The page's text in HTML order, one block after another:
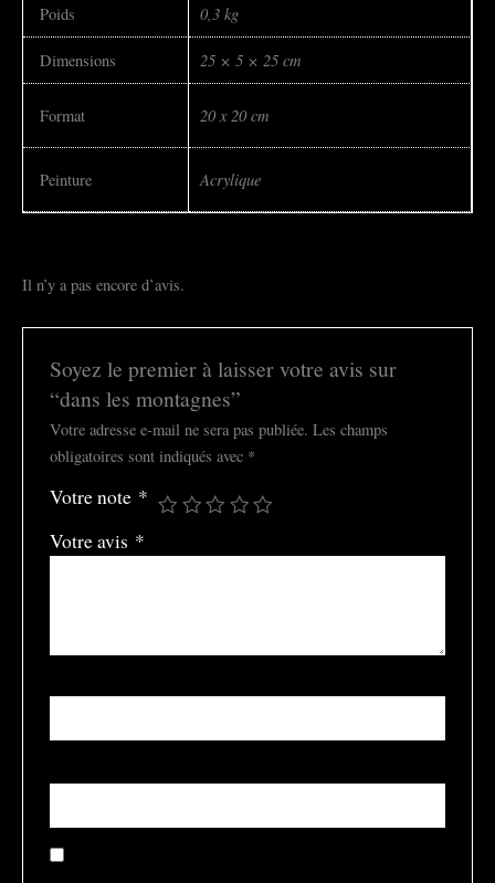
Poids 0,3 kg
Dimensions 25 × 5 × 25 cm
Format 20 x 20 cm
Peinture Acrylique
Il n’y a pas encore d’avis.
Soyez le premier à laisser votre avis sur
“dans les montagnes”
Votre adresse e-mail ne sera pas publiée. Les champs
obligatoires sont indiqués avec *
Votre note *
Votre avis *